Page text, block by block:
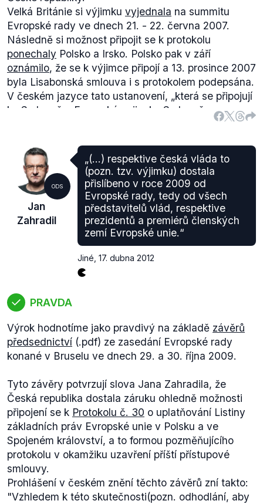
Velká Británie si výjimku vyjednala na summitu
Evropské rady ve dnech 21. - 22. června 2007.
Následně si možnost připojit se k protokolu
ponechaly Polsko a Irsko. Polsko pak v září
oznámilo, že se k výjimce připojí a 13. prosince 2007
byla Lisabonská smlouva i s protokolem podepsána.
V českém jazyce tato ustanovení, „která se připojují
ke Smlouvě o Evropské unii a ke Smlouvě o
1. Listina nerozšiřuje možnost Soudního dvora
Evropské unie ani jakéhokoliv soudu Polska či
Spojeného království shledat, že právní a správní
předpisy, zvyklosti nebo postupy Polska či
Spojeného království nejsou v souladu se
základními právy, svobodami nebo zásadami, které
Listina potvrzuje.
pochybnosti, nic v hlavě IV Listiny nezakládá
soudně vymahatelná práva platná v Polsku či ve
Spojeném království, pokud tato práva nejsou
stanovena ve vnitrostátním právu Polska či
Spojeného království.
Článek 2
Tam, kde ustanovení Listiny odkazuje na
vnitrostátní právní předpisy a zvyklosti, vztahuje se
toto ustanovení na Polsko či Spojené království
pouze v tom rozsahu, v jakém jsou práva nebo
zásady v dotyčném ustanovení obsažené uznávány
v právních předpisech nebo zvyklostech Polska či
Spojeného království."
ODS
Jan
Zahradil
„(…) respektive česká vláda to
(pozn. tzv. výjimku) dostala
přislíbeno v roce 2009 od
Evropské rady, tedy od všech
představitelů vlád, respektive
prezidentů a premiérů členských
zemí Evropské unie.“
Jiné 17. dubna 2012
PRAVDA
Výrok hodnotíme jako pravdivý na základě závěrů
předsednictví (.pdf) ze zasedání Evropské rady
konané v Bruselu ve dnech 29. a 30. října 2009.
Tyto závěry potvrzují slova Jana Zahradila, že
Česká republika dostala záruku ohledně možnosti
připojení se k Protokolu č. 30 o uplatňování Listiny
základních práv Evropské unie v Polsku a ve
Spojeném království, a to formou pozměňujícího
protokolu v okamžiku uzavření příští přístupové
smlouvy.
Prohlášení v českém znění těchto závěrů zní takto:
"Vzhledem k této skutečnosti(pozn. odhodlání, aby